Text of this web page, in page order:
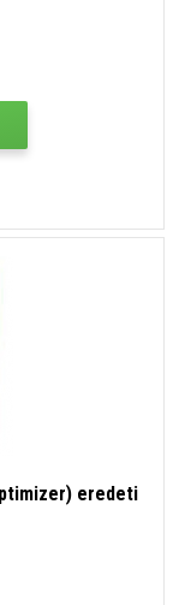
eredeti